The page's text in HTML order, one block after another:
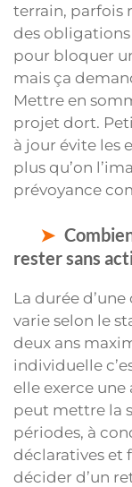
terrain, parfois
des obligations
pour bloquer
mais ça
Mettre en
projet dort.
à jour évite les
plus qu’on
prévoyance
rester sans
La durée
varie selon le
deux ans
individuelle
elle exerce
peut mettre la
périodes, à
déclaratives et
décider d’un